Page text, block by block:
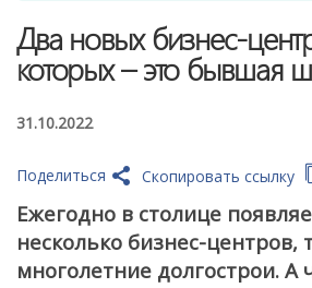
Два новых бизнес-
которых – это бывшая
31.10.2022
Скопировать ссылку
Поделиться
Ежегодно в столице
несколько бизнес-центров,
многолетние долгострои. А